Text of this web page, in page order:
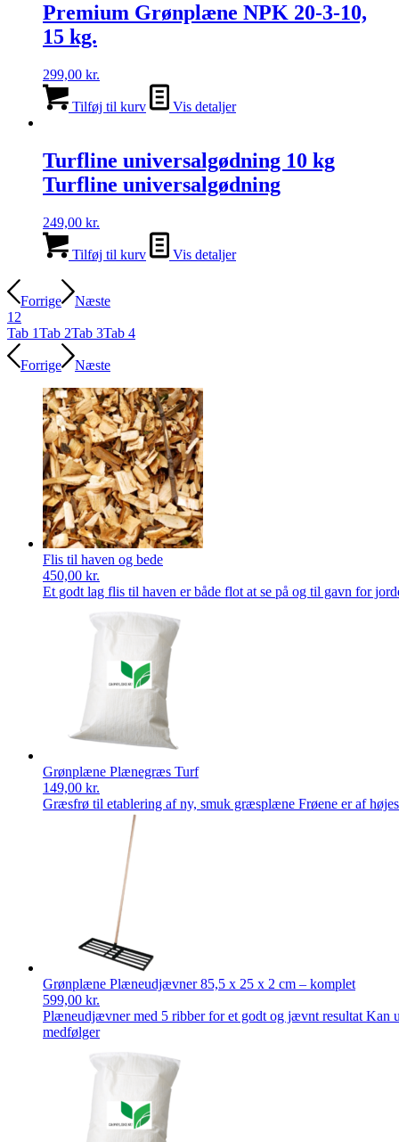
Premium Grønplæne NPK 20-3-10,
15 kg.
299,00 kr.
Tilføj til kurv Vis detaljer
Turfline universalgødning 10 kg
Turfline universalgødning
249,00 kr.
Tilføj til kurv Vis detaljer
Forrige
Næste
1 2
Tab 1Tab 2Tab 3Tab 4
Forrige Næste
Flis til haven og bede
450,00 kr.
Et godt lag flis til haven er både flot at se på og til gavn for
Grønplæne Plænegræs Turf
149,00 kr.
Græsfrø til etablering af ny, smuk græsplæne Frøene er af
Grønplæne Plæneudjævner 85,5 x 25 x 2 cm – komplet
599,00 kr.
Plæneudjævner med 5 ribber for et godt og jævnt resultat Kan
medfølger